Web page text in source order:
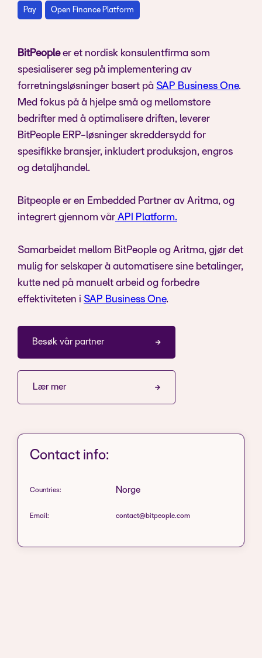
Pay Open Finance Platform
BitPeopleer et nordisk konsulentfirma som
spesialiserer seg på implementering av
forretningsløsninger basert på SAP Business One.
Med fokus på å hjelpe små og mellomstore
bedrifter med å optimalisere driften, leverer
BitPeople ERP-løsninger skreddersydd for
spesifikke bransjer, inkludert produksjon, engros
og detaljhandel.
Bitpeople er en Embedded Partner av Aritma, og
integrert gjennom vår API Platform.
Samarbeidet mellom BitPeople og Aritma, gjør det
mulig for selskaper å automatisere sine betalinger,
kutte ned på manuelt arbeid og forbedre
effektiviteten i SAP Business One.
Besøk vår partner
Lær mer
Contact info:
Countries: Norge
Email: contact@bitpeople.com